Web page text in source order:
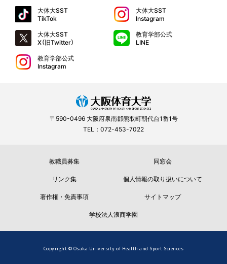
大体大SST
TikTok
大体大SST
Instagram
大体大SST
X（旧Twitter）
教育学部公式
LINE
教育学部公式
Instagram
〒590-0496 大阪府泉南郡熊取町朝代台1番1号
TEL：072-453-7022
教職員募集
同窓会
リンク集
個人情報の取り扱いについて
著作権・免責事項
サイトマップ
学校法人浪商学園
Copyright © Osaka University of Health and Sport Sciences